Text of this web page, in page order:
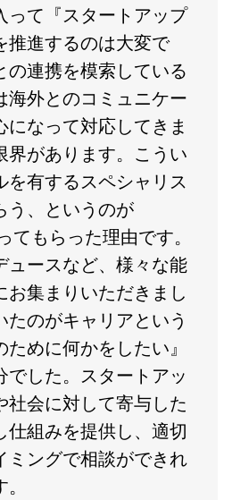
って『スタートアップ
推進するのは大変で
の連携を模索している
海外とのコミュニケー
になって対応してきま
界があります。こうい
を有するスペシャリス
う、というのが
てもらった理由です。
ュースなど、様々な能
お集まりいただきまし
のがキャリアという
めに何かをしたい』
でした。スタートアッ
社会に対して寄与した
仕組みを提供し、適切
ミングで相談ができれ